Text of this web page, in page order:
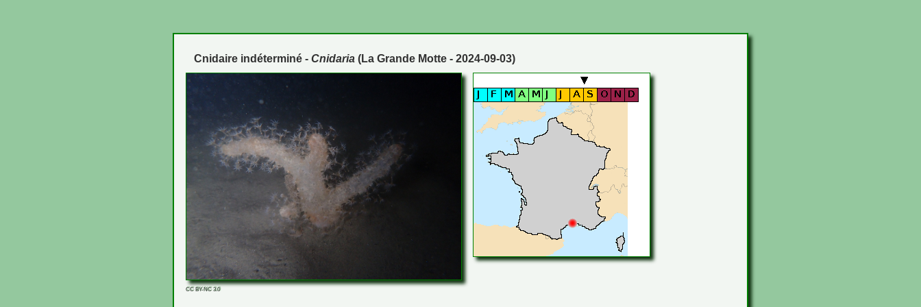
Cnidaire indéterminé -Cnidaria (La Grande Motte - 2024-09-03)
CC BY-NC 3.0